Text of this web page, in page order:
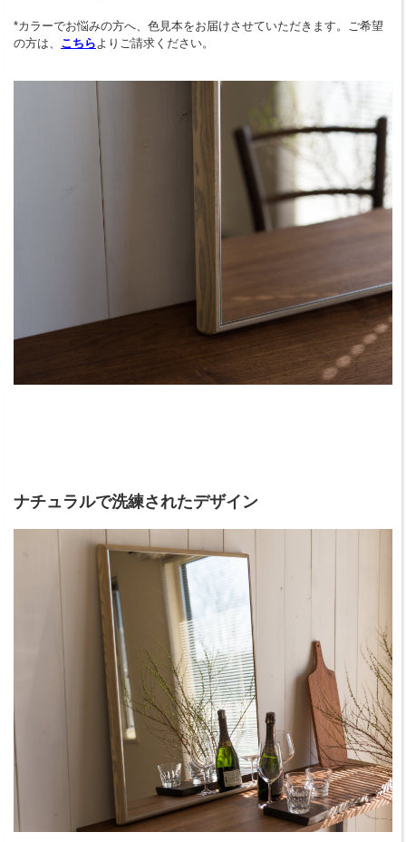
*カラーでお悩みの方へ、色見本をお届けさせていただきます。ご希望
の方は、 こちらよりご請求ください。
ナチュラルで洗練されたデザイン